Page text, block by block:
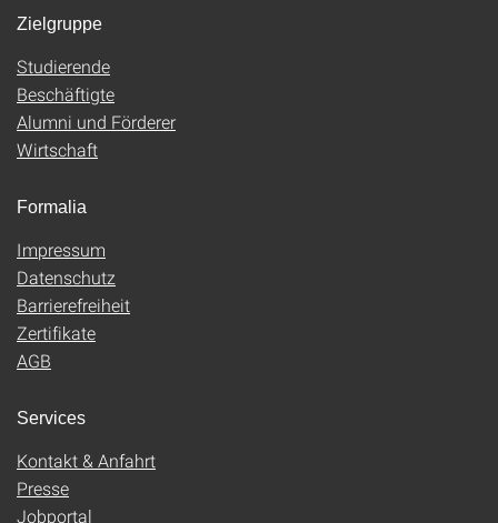
Zielgruppe
Studierende
Beschäftigte
Alumni und Förderer
Wirtschaft
Formalia
Impressum
Datenschutz
Barrierefreiheit
Zertifikate
AGB
Services
Kontakt & Anfahrt
Presse
Jobportal